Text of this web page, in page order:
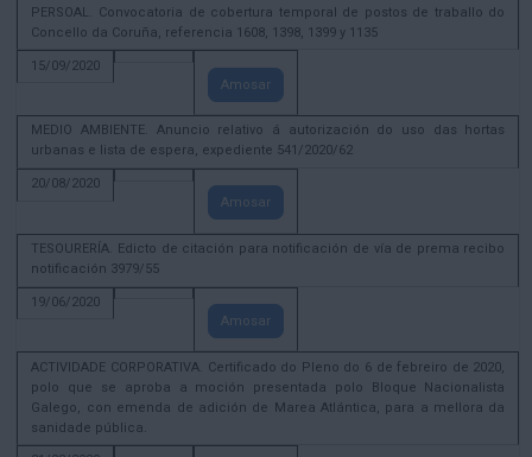
PERSOAL. Convocatoria de cobertura temporal de postos de traballo do
Concello da Coruña, referencia 1608, 1398, 1399 y 1135
15/09/2020
Amosar
MEDIO AMBIENTE. Anuncio relativo á autorización do uso das hortas
urbanas e lista de espera, expediente 541/2020/62
20/08/2020
Amosar
TESOURERÍA. Edicto de citación para notificación de vía de prema recibo
notificación 3979/55
19/06/2020
Amosar
ACTIVIDADE CORPORATIVA. Certificado do Pleno do 6 de febreiro de 2020,
polo que se aproba a moción presentada polo Bloque Nacionalista
Galego, con emenda de adición de Marea Atlántica, para a mellora da
sanidade pública.